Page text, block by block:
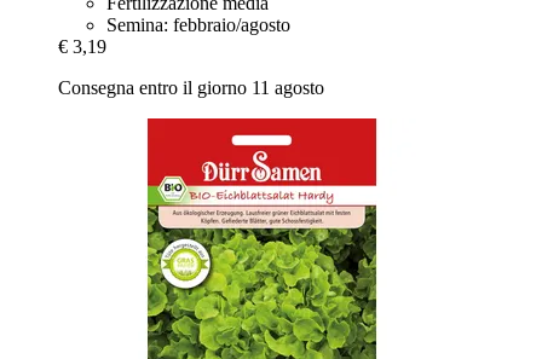
Semina: febbraio/agosto
€ 3,19
Consegna entro il giorno 11 agosto